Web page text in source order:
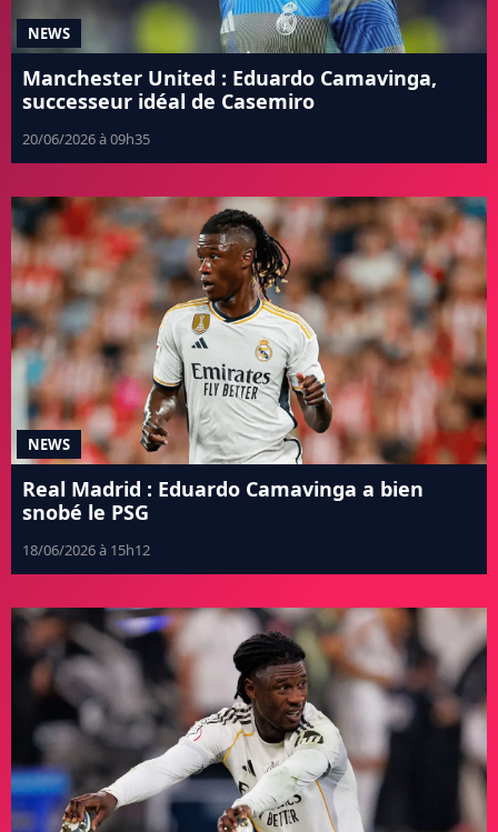
NEWS
Manchester United : Eduardo Camavinga,
successeur idéal de Casemiro
20/06/2026 à 09h35
NEWS
Real Madrid : Eduardo Camavinga a bien
snobé le PSG
18/06/2026 à 15h12